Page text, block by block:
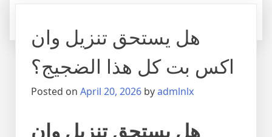
هل يستحق تنزيل وان
اكس بت كل هذا الضجيج؟
Posted on April 20, 2026 byadmlnlx
هل يستحق تنزيل وان